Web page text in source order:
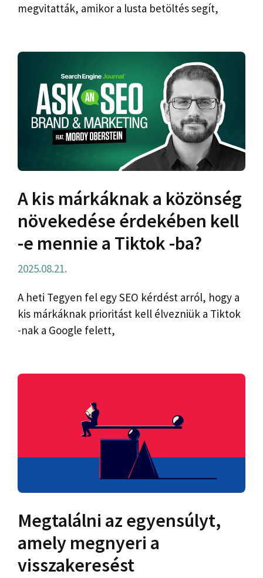
megvitatták, amikor a lusta betöltés segít,
A kis márkáknak a közönség
növekedése érdekében kell
-e mennie a Tiktok -ba?
2025.08.21.
A heti Tegyen fel egy SEO kérdést arról, hogy a
kis márkáknak prioritást kell élvezniük a Tiktok
-nak a Google felett,
Megtalálni az egyensúlyt,
amely megnyeri a
visszakeresést